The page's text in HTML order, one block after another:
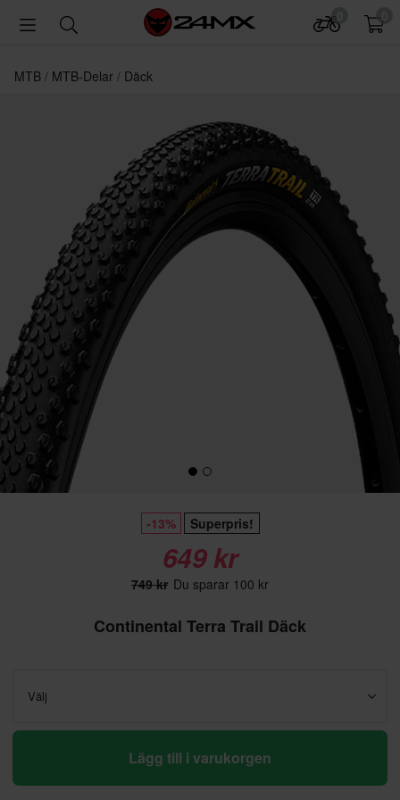
MTB MTB-Delar Däck
-13% Superpris!
649 kr
749 kr Du sparar 100 kr
Continental Terra Trail Däck
Välj
Lägg till i varukorgen